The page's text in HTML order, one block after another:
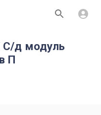
С/д модуль
П